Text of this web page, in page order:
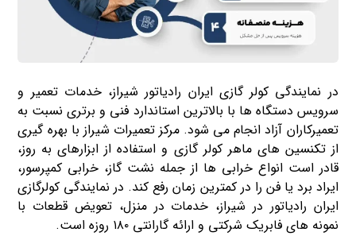
در نمایندگی کولر گازی ایران رادیاتور شیراز، خدمات تعمیر و
سرویس دستگاه ها با بالاترین استاندارد فنی و برتری نسبت به
تعمیرکاران آزاد انجام می شود. مرکز تعمیرات شیراز با بهره گیری
از تکنسین های ماهر کولر گازی و استفاده از ابزارهای به روز،
قادر است انواع خرابی ها از جمله نشت گاز، خرابی کمپرسور،
ایراد برد یا فن را در کمترین زمان رفع کند. در نمایندگی کولرگازی
ایران رادیاتور در شیراز، خدمات در منزل، تعویض قطعات با
نمونه های فابریک شرکتی و ارائه گارانتی ۱۸۰ روزه است.